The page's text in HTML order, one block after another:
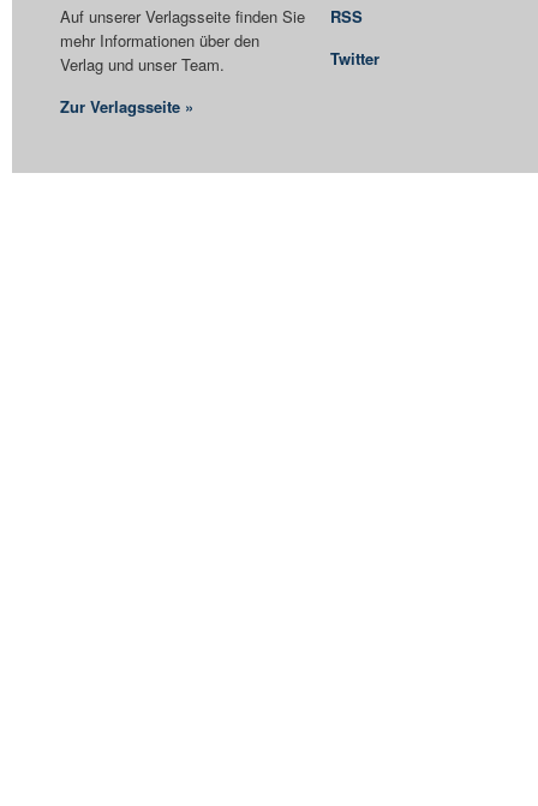
Auf unserer Verlagsseite finden Sie
mehr Informationen über den
Verlag und unser Team.
Zur Verlagsseite »
RSS
Twitter